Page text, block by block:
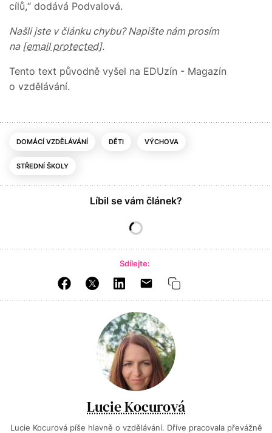
cílů,“ dodává Podvalová.
Našli jste v článku chybu? Napište nám prosím
na [email protected].
Tento text původně vyšel na EDUzín - Magazín
o vzdělávání.
DOMÁCÍ VZDĚLÁVÁNÍ DĚTI VÝCHOVA
STŘEDNÍ ŠKOLY
Líbil se vám článek?
Sdílejte:
Lucie Kocurová
Lucie Kocurová píše hlavně o vzdělávání. Dříve pracovala převážně